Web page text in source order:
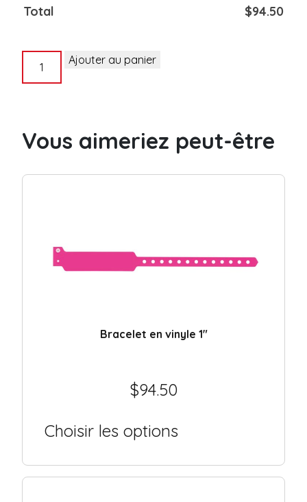
Total $94.50
5/8"
4
Ajouter au panier
Vous aimeriez peut-être
Bracelet en vinyle 1″
$94.50
Choisir les options